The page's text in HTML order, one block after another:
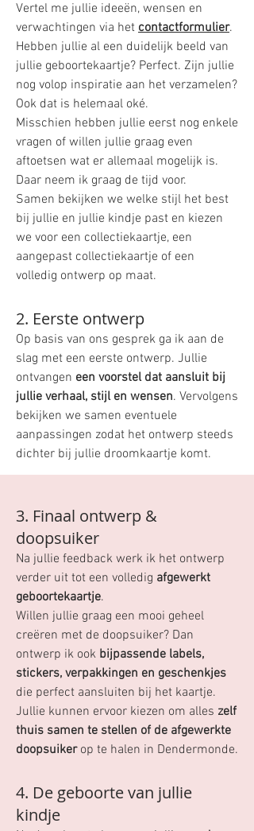
Vertel me jullie ideeën, wensen en
verwachtingen via het contactformulier.
Hebben jullie al een duidelijk beeld van
jullie geboortekaartje? Perfect. Zijn jullie
nog volop inspiratie aan het verzamelen?
Ook dat is helemaal oké.
Misschien hebben jullie eerst nog enkele
vragen of willen jullie graag even
aftoetsen wat er allemaal mogelijk is.
Daar neem ik graag de tijd voor.
Samen bekijken we welke stijl het best
bij jullie en jullie kindje past en kiezen
we voor een collectiekaartje, een
aangepast collectiekaartje of een
volledig ontwerp op maat.
2. Eerste ontwerp
Op basis van ons gesprek ga ik aan de
slag met een eerste ontwerp. Jullie
ontvangen een voorstel dat aansluit bij
jullie verhaal, stijl en wensen. Vervolgens
bekijken we samen eventuele
aanpassingen zodat het ontwerp steeds
dichter bij jullie droomkaartje komt.
3. Finaal ontwerp &
doopsuiker
Na jullie feedback werk ik het ontwerp
verder uit tot een volledig afgewerkt
geboortekaartje.
Willen jullie graag een mooi geheel
creëren met de doopsuiker? Dan
ontwerp ik ook bijpassende labels,
stickers, verpakkingen en geschenkjes
die perfect aansluiten bij het kaartje.
Jullie kunnen ervoor kiezen om alles zelf
thuis samen te stellen of de afgewerkte
doopsuikerop te halen in Dendermonde.
4. De geboorte van jullie
kindje